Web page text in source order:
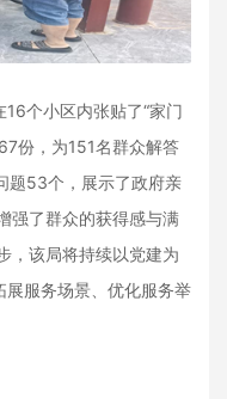
16个小区内张贴了“家门
份，为151名群众解答
题53个，展示了政府亲
强了群众的获得感与满
，该局将持续以党建为
展服务场景、优化服务举